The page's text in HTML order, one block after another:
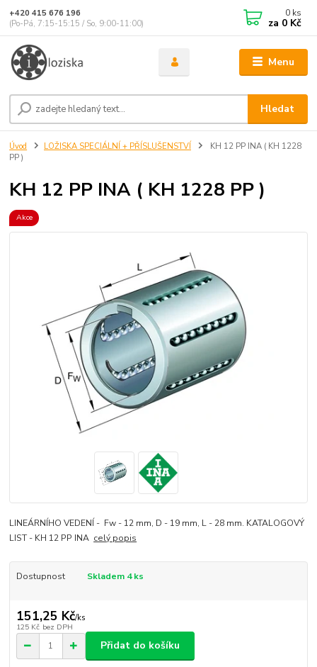
Menu
Hledat
+420 415 676 196
(Po-Pá, 7:15-15:15 / So, 9:00-11:00)
0 ks
za 0 Kč
Úvod LOŽISKA SPECIÁLNÍ + PŘÍSLUŠENSTVÍ
KH 12 PP INA ( KH 1228
PP )
KH 12 PP INA ( KH 1228 PP )
Akce
LINEÁRNÍHO VEDENÍ - Fw - 12 mm, D - 19 mm, L - 28 mm. KATALOGOVÝ
LIST - KH 12 PP INA celý popis
Dostupnost Skladem 4 ks
151,25 Kč/ks
125 Kč bez DPH
Přidat do košíku